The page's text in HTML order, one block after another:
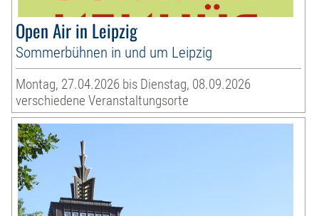
Open Air in Leipzig
Sommerbühnen in und um Leipzig
Montag, 27.04.2026 bis Dienstag, 08.09.2026
verschiedene Veranstaltungsorte